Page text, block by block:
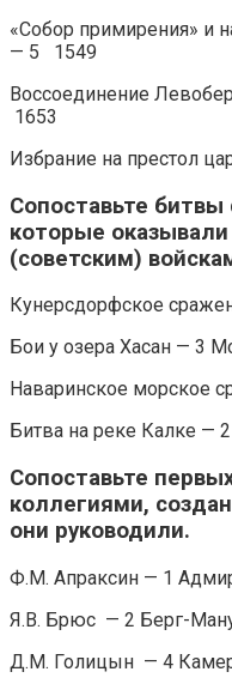
«Собор примирения» и
— 5 1549
Воссоединение
1653
Избрание на престол
Сопоставьте
которые
(советским)
Кунерсдорфское
Бои у озера Хасан — 3
Наваринское морское
Битва на реке Калке —
Сопоставьте
коллегиями,
они руководили.
Ф.М. Апраксин — 1
Я.В. Брюс — 2 Берг-
Д.М. Голицын — 4